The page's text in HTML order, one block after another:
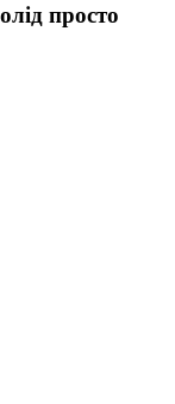
просто